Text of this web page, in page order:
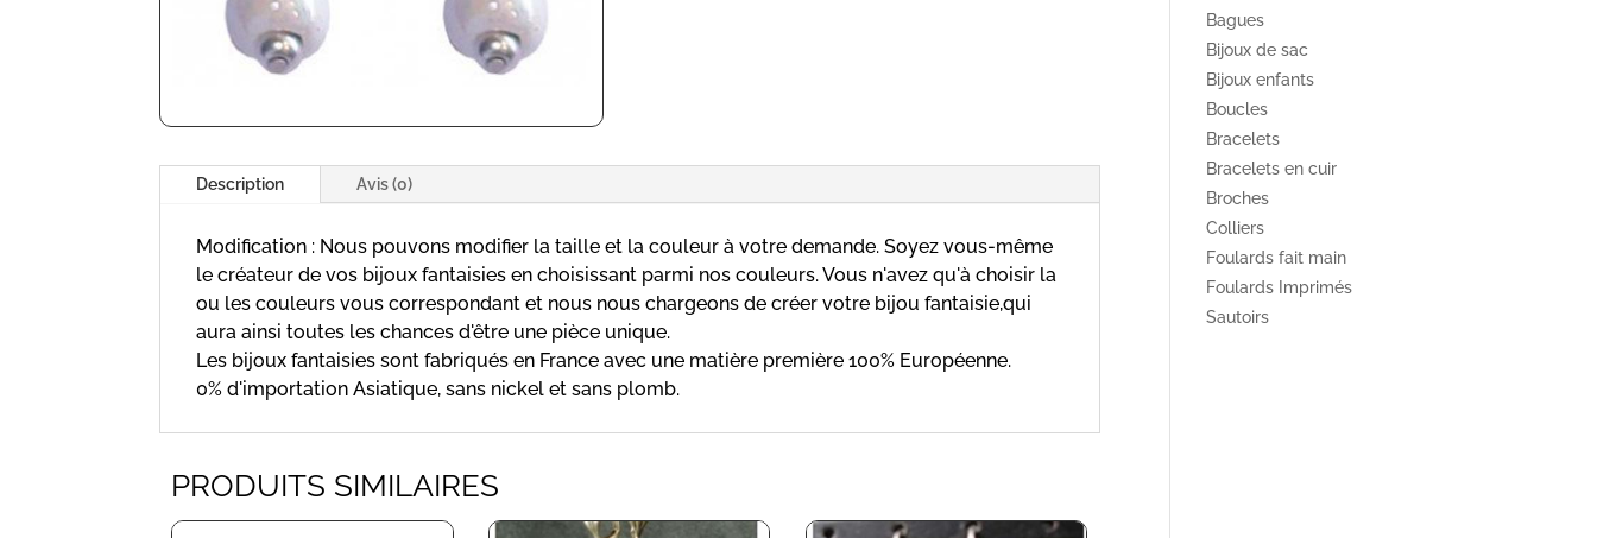
Description Avis (0)
Modification : Nous pouvons modifier la taille et la couleur à votre demande. Soyez vous-même
le créateur de vos bijoux fantaisies en choisissant parmi nos couleurs. Vous n'avez qu'à choisir la
ou les couleurs vous correspondant et nous nous chargeons de créer votre bijou fantaisie,qui
aura ainsi toutes les chances d'être une pièce unique.
Les bijoux fantaisies sont fabriqués en France avec une matière première 100% Européenne.
0% d'importation Asiatique, sans nickel et sans plomb.
PRODUITS SIMILAIRES
Bagues
Bijoux de sac
Bijoux enfants
Boucles
Bracelets
Bracelets en cuir
Broches
Colliers
Foulards fait main
Foulards Imprimés
Sautoirs